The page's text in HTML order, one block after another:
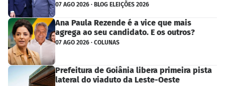
07 AGO 2026 · BLOG ELEIÇÕES 2026
Ana Paula Rezende é a vice que mais
agrega ao seu candidato. E os outros?
07 AGO 2026 · COLUNAS
Prefeitura de Goiânia libera primeira pista
lateral do viaduto da Leste-Oeste